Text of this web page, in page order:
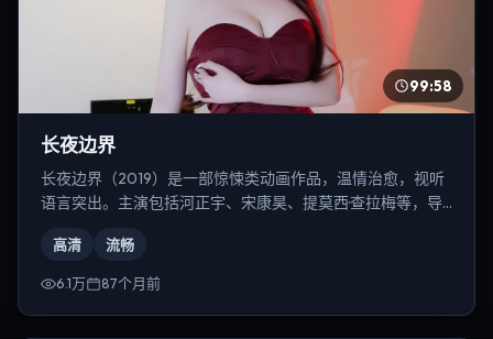
99:58
长夜边界
长夜边界（2019）是一部惊悚类动画作品，温情治愈，视听
语言突出。主演包括河正宇、宋康昊、提莫西·查拉梅等，导
高清 流畅
6.1万 87个月前